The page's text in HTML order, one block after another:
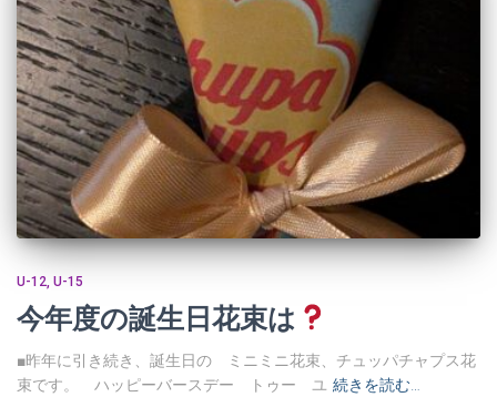
U-12 U-15
今年度の誕生日花束は
■昨年に引き続き、誕生日の ミニミニ花束、チュッパチャプス花
束です。 ハッピーバースデー トゥー ユ 続きを読む…